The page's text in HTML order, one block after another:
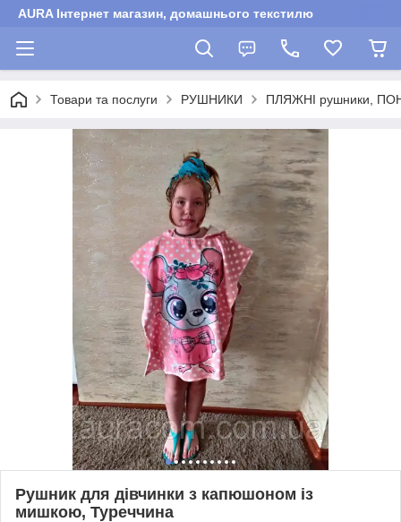
AURA Інтернет магазин, домашнього текстилю
Товари та послуги РУШНИКИ ПЛЯЖНІ рушники,
Рушник для дівчинки з капюшоном із
мишкою, Туреччина